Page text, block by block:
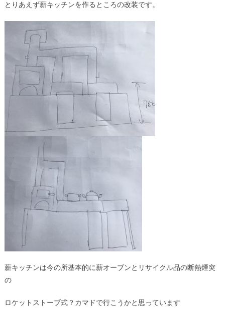
とりあえず薪キッチンを作るところの改装です。
薪キッチンは今の所基本的に薪オーブンとリサイクル品の断熱煙突
の
ロケットストーブ式？カマドで行こうかと思っています